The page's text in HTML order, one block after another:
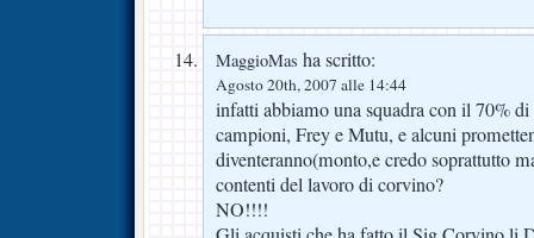
MaggioMas ha scritto:
Agosto 20th, 2007 alle 14:44
infatti abbiamo una squadra con il 70%
campioni, Frey e Mutu, e alcuni
diventeranno(monto,e credo soprattutto
contenti del lavoro di corvino?
NO!!!!